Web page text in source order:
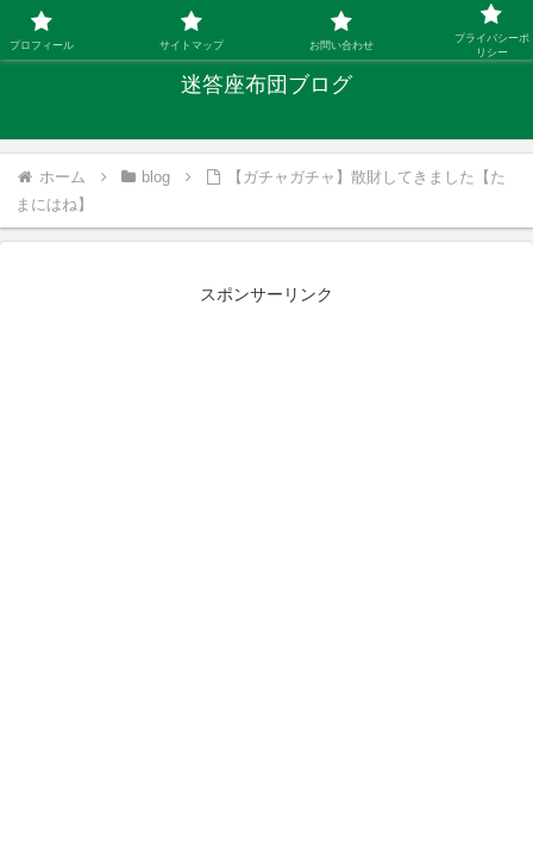
「ひとり親」40代シングルファザーの子育て迷答
迷答座布団ブログ
ホーム blog
【ガチャガチャ】散財してきました【た
まにはね】
スポンサーリンク
プロフィール サイトマップ お問い合わせ
プライバシーポ
リシー